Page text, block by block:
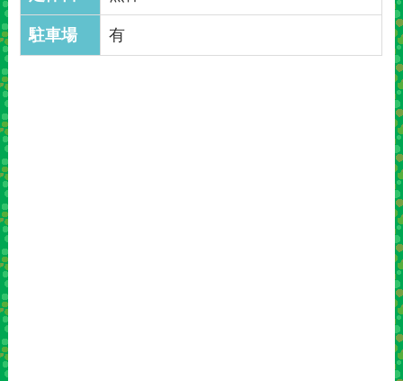
駐車場 有